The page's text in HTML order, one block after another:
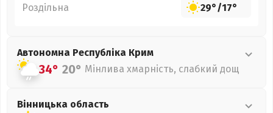
Роздільна 29°/17°
Автономна Республіка Крим
34° 20° Мінлива хмарність, слабкий дощ
Вінницька область